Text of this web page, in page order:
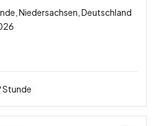
Niedersachsen, Deutschland
Stunde